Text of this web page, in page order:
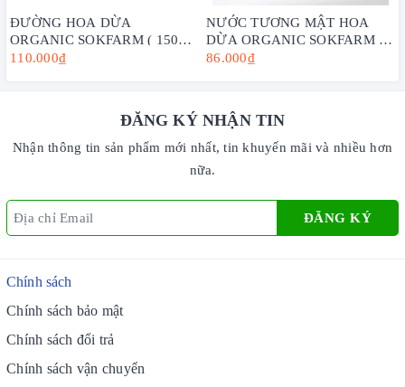
ĐƯỜNG HOA DỪA
ORGANIC SOKFARM ( 150G,
300G, 1KG) - VỊ NGỌT TỪ
110.000₫
NƯỚC TƯƠNG MẬT HOA
DỪA ORGANIC SOKFARM -
CẮT GIẢM MUỐI, KHÔNG
86.000₫
ĐĂNG KÝ NHẬN TIN
Nhận thông tin sản phẩm mới nhất, tin khuyến mãi và nhiều hơn
nữa.
ĐĂNG KÝ
Chính sách
Chính sách bảo mật
Chính sách đổi trả
Chính sách vận chuyển